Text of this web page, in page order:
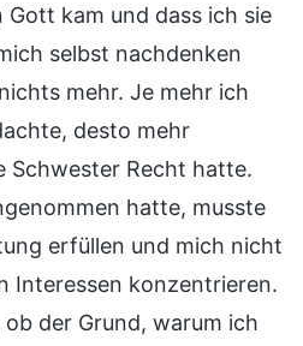
kam und dass ich sie
selbst nachdenken
mehr. Je mehr ich
desto mehr
Schwester Recht hatte.
hatte, musste
erfüllen und mich nicht
Interessen konzentrieren.
der Grund, warum ich